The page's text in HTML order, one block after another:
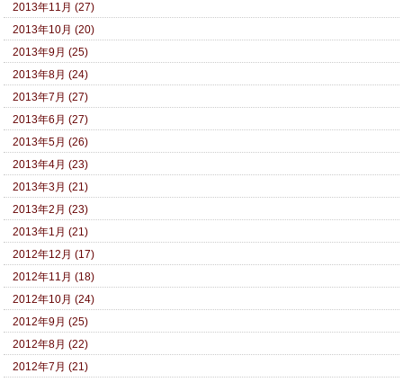
2013年11月 (27)
2013年10月 (20)
2013年9月 (25)
2013年8月 (24)
2013年7月 (27)
2013年6月 (27)
2013年5月 (26)
2013年4月 (23)
2013年3月 (21)
2013年2月 (23)
2013年1月 (21)
2012年12月 (17)
2012年11月 (18)
2012年10月 (24)
2012年9月 (25)
2012年8月 (22)
2012年7月 (21)